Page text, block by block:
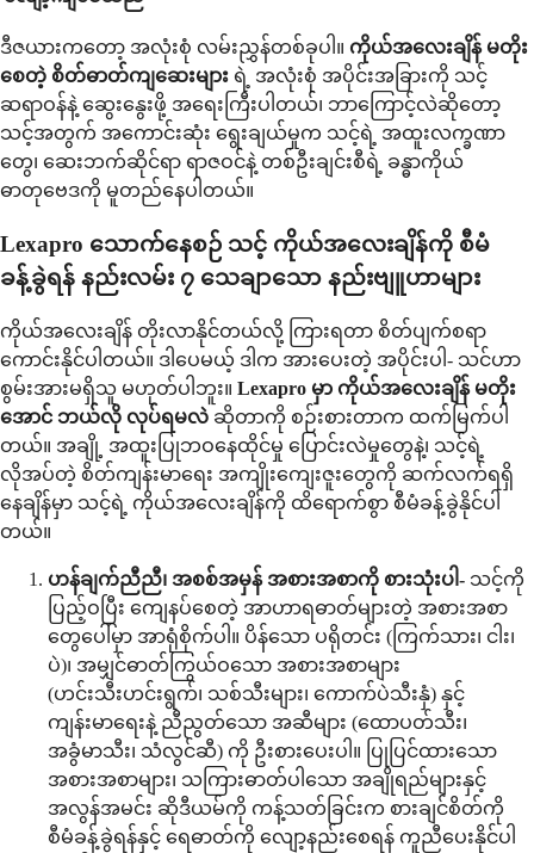
ဒီဇယားကတော့ အလုံးစုံ လမ်းညွှန်တစ်ခုပါ။ ကိုယ်အလေးချိန် မတိုး
စေတဲ့ စိတ်ဓာတ်ကျဆေးများ ရဲ့ အလုံးစုံ အပိုင်းအခြားကို သင့်
ဆရာဝန်နဲ့ ဆွေးနွေးဖို့ အရေးကြီးပါတယ်၊ ဘာကြောင့်လဲဆိုတော့
သင့်အတွက် အကောင်းဆုံး ရွေးချယ်မှုက သင့်ရဲ့ အထူးလက္ခဏာ
တွေ၊ ဆေးဘက်ဆိုင်ရာ ရာဇဝင်နဲ့ တစ်ဦးချင်းစီရဲ့ ခန္ဓာကိုယ်
ဓာတုဗေဒကို မူတည်နေပါတယ်။
Lexapro သောက်နေစဉ် သင့် ကိုယ်အလေးချိန်ကို စီမံ
ခန့်ခွဲရန် နည်းလမ်း ၇ သေချာသော နည်းဗျူဟာများ
ကိုယ်အလေးချိန် တိုးလာနိုင်တယ်လို့ ကြားရတာ စိတ်ပျက်စရာ
ကောင်းနိုင်ပါတယ်။ ဒါပေမယ့် ဒါက အားပေးတဲ့ အပိုင်းပါ- သင်ဟာ
စွမ်းအားမရှိသူ မဟုတ်ပါဘူး။ Lexapro မှာ ကိုယ်အလေးချိန် မတိုး
အောင် ဘယ်လို လုပ်ရမလဲ ဆိုတာကို စဉ်းစားတာက ထက်မြက်ပါ
တယ်။ အချို့ အထူးပြုဘဝနေထိုင်မှု ပြောင်းလဲမှုတွေနဲ့၊ သင့်ရဲ့
လိုအပ်တဲ့ စိတ်ကျန်းမာရေး အကျိုးကျေးဇူးတွေကို ဆက်လက်ရရှိ
နေချိန်မှာ သင့်ရဲ့ ကိုယ်အလေးချိန်ကို ထိရောက်စွာ စီမံခန့်ခွဲနိုင်ပါ
တယ်။
ဟန်ချက်ညီညီ၊ အစစ်အမှန် အစားအစာကို စားသုံးပါ- သင့်ကို
ပြည့်ဝပြီး ကျေနပ်စေတဲ့ အာဟာရဓာတ်များတဲ့ အစားအစာ
တွေပေါ်မှာ အာရုံစိုက်ပါ။ ပိန်သော ပရိုတင်း (ကြက်သား၊ ငါး၊
ပဲ)၊ အမျှင်ဓာတ်ကြွယ်ဝသော အစားအစာများ
(ဟင်းသီးဟင်းရွက်၊ သစ်သီးများ၊ ကောက်ပဲသီးနှံ) နှင့်
ကျန်းမာရေးနဲ့ ညီညွတ်သော အဆီများ (ထောပတ်သီး၊
အခွံမာသီး၊ သံလွင်ဆီ) ကို ဦးစားပေးပါ။ ပြုပြင်ထားသော
အစားအစာများ၊ သကြားဓာတ်ပါသော အချိုရည်များနှင့်
အလွန်အမင်း ဆိုဒီယမ်ကို ကန့်သတ်ခြင်းက စားချင်စိတ်ကို
စီမံခန့်ခွဲရန်နှင့် ရေဓာတ်ကို လျော့နည်းစေရန် ကူညီပေးနိုင်ပါ